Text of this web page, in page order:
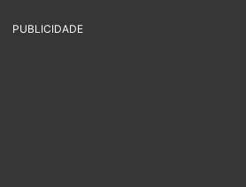
PUBLICIDADE